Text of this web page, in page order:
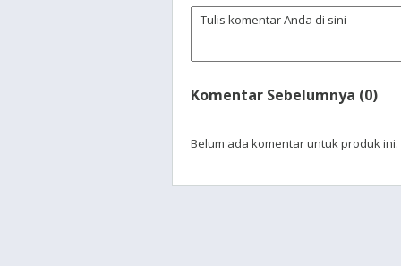
Komentar Sebelumnya (0)
Belum ada komentar untuk produk ini.